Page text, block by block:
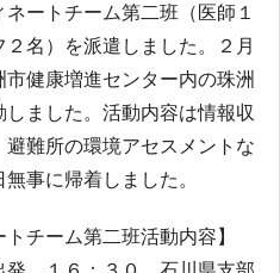
ートチーム第二班（医師１
名）を派遣しました。２月
健康増進センター内の珠洲
ました。活動内容は情報収
難所の環境アセスメントな
事に帰着しました。
チーム第二班活動内容】